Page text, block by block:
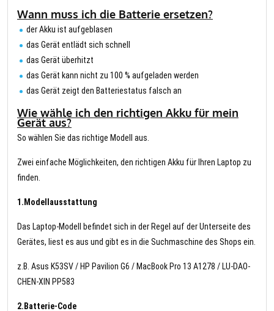
Wann muss ich die Batterie ersetzen?
der Akku ist aufgeblasen
das Gerät entlädt sich schnell
das Gerät überhitzt
das Gerät kann nicht zu 100 % aufgeladen werden
das Gerät zeigt den Batteriestatus falsch an
Wie wähle ich den richtigen Akku für mein
Gerät aus?
So wählen Sie das richtige Modell aus.
Zwei einfache Möglichkeiten, den richtigen Akku für Ihren Laptop zu
finden.
1.Modellausstattung
Das Laptop-Modell befindet sich in der Regel auf der Unterseite des
Gerätes, liest es aus und gibt es in die Suchmaschine des Shops ein.
z.B. Asus K53SV / HP Pavilion G6 / MacBook Pro 13 A1278 / LU-DAO-
CHEN-XIN PP583
2.Batterie-Code